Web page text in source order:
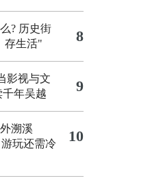
? 历史街
存生活"
8
影视与文
年吴越
9
溯溪
玩还需冷
10